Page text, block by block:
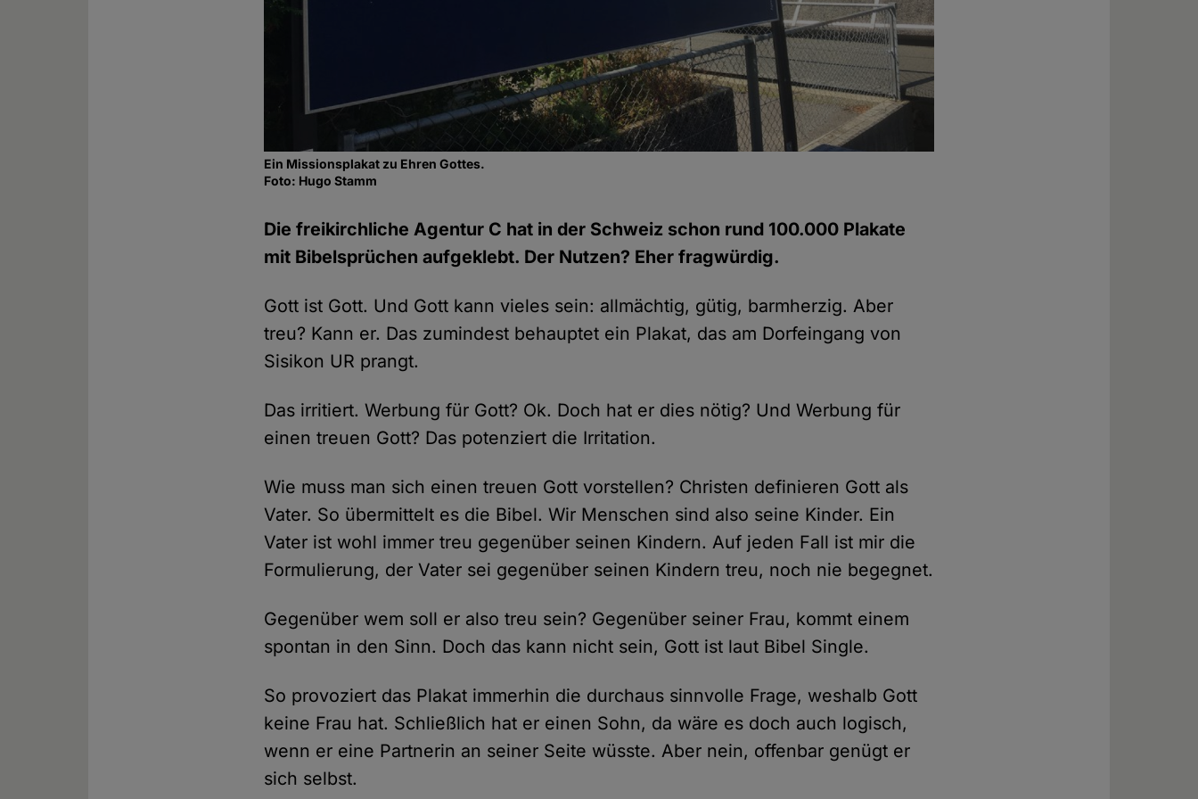
Ein Missionsplakat zu Ehren Gottes.
Foto: Hugo Stamm
Die freikirchliche Agentur C hat in der Schweiz schon rund 100.000 Plakate
mit Bibelsprüchen aufgeklebt. Der Nutzen? Eher fragwürdig.
Gott ist Gott. Und Gott kann vieles sein: allmächtig, gütig, barmherzig. Aber
treu? Kann er. Das zumindest behauptet ein Plakat, das am Dorfeingang von
Sisikon UR prangt.
Das irritiert. Werbung für Gott? Ok. Doch hat er dies nötig? Und Werbung für
einen treuen Gott? Das potenziert die Irritation.
Wie muss man sich einen treuen Gott vorstellen? Christen definieren Gott als
Vater. So übermittelt es die Bibel. Wir Menschen sind also seine Kinder. Ein
Vater ist wohl immer treu gegenüber seinen Kindern. Auf jeden Fall ist mir die
Formulierung, der Vater sei gegenüber seinen Kindern treu, noch nie begegnet.
Gegenüber wem soll er also treu sein? Gegenüber seiner Frau, kommt einem
spontan in den Sinn. Doch das kann nicht sein, Gott ist laut Bibel Single.
So provoziert das Plakat immerhin die durchaus sinnvolle Frage, weshalb Gott
keine Frau hat. Schließlich hat er einen Sohn, da wäre es doch auch logisch,
wenn er eine Partnerin an seiner Seite wüsste. Aber nein, offenbar genügt er
sich selbst.